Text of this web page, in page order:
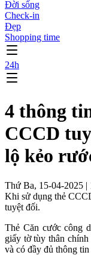
Đời sống
Check-in
Đẹp
Shopping time
24h
4 thông
CCCD
lộ kẻo
Thứ Ba, 15-04-2025
Khi sử dụng thẻ
tuyệt đối.
Thẻ Căn cước công
giấy tờ tùy thân
và có đầy đủ thông